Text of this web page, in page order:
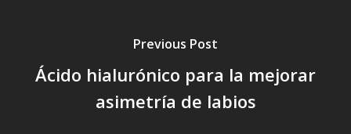
Previous Post
Ácido hialurónico para la mejorar
asimetría de labios